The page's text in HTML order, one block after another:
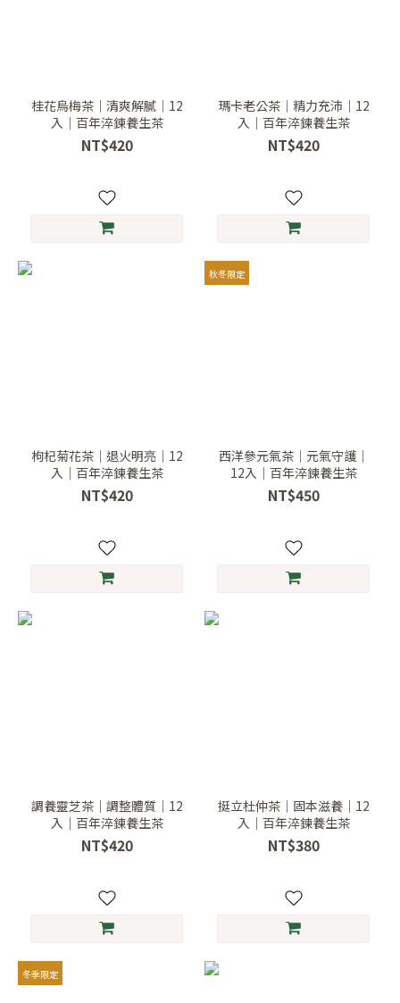
桂花烏梅茶｜清爽解膩｜12
入｜百年淬鍊養生茶
NT$420
瑪卡老公茶｜精力充沛｜12
入｜百年淬鍊養生茶
NT$420
枸杞菊花茶｜退火明亮｜12
入｜百年淬鍊養生茶
NT$420
秋冬限定
西洋參元氣茶｜元氣守護｜
12入｜百年淬鍊養生茶
NT$450
調養靈芝茶｜調整體質｜12
入｜百年淬鍊養生茶
NT$420
挺立杜仲茶｜固本滋養｜12
入｜百年淬鍊養生茶
NT$380
冬季限定